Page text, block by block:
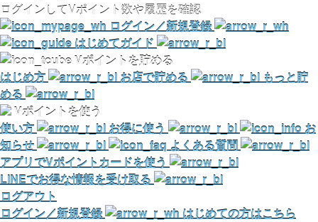
ログインしてVポイント数や履歴を確認
ログイン／新規登録
はじめてガイド
Vポイントを貯める
はじめ方
お店で貯める
もっと貯
める
Vポイントを使う
使い方
お得に使う
お
知らせ
よくある質問
アプリでVポイントカードを使う
LINEでお得な情報を受け取る
ログアウト
ログイン／新規登録
はじめての方はこちら